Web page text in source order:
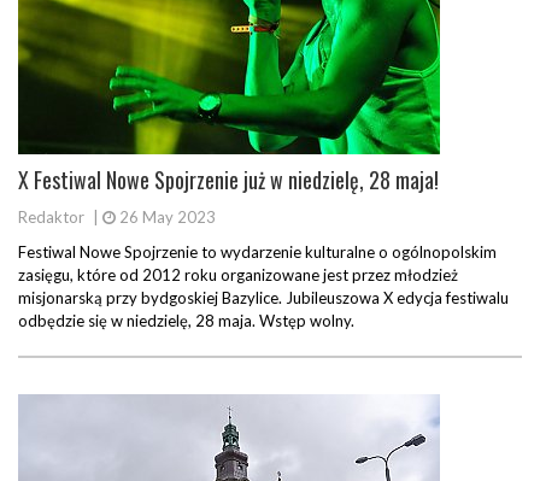
X Festiwal Nowe Spojrzenie już w niedzielę, 28 maja!
Redaktor
26 May 2023
Festiwal Nowe Spojrzenie to wydarzenie kulturalne o ogólnopolskim
zasięgu, które od 2012 roku organizowane jest przez młodzież
misjonarską przy bydgoskiej Bazylice. Jubileuszowa X edycja festiwalu
odbędzie się w niedzielę, 28 maja. Wstęp wolny.